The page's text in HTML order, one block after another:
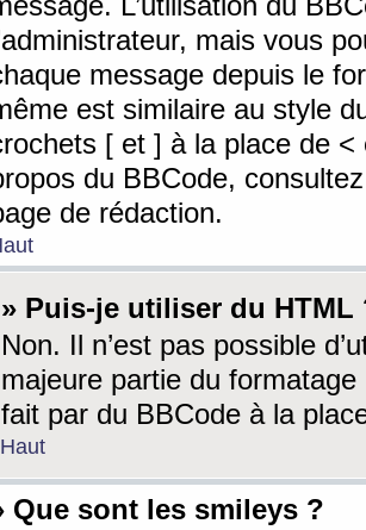
mais vous
message depuis le
est similaire au style
[ et ] à la place de <
du BBCode,
de rédaction.
» Puis-je utiliser du HTML
Non. Il n’est pas possible
majeure partie du
fait par du BBCode à la
Haut
Que sont les smileys ?